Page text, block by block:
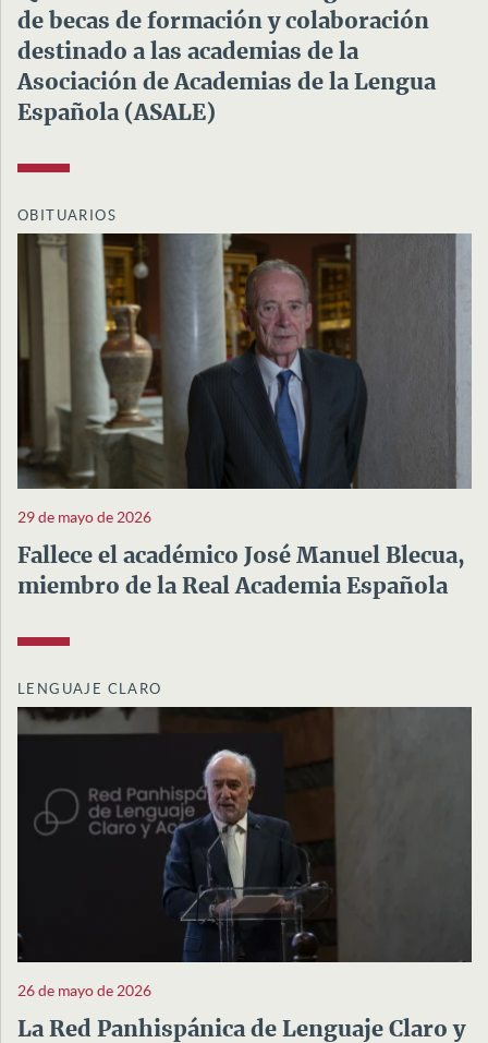
de becas de formación y colaboración
destinado a las academias de la
Asociación de Academias de la Lengua
Española (ASALE)
OBITUARIOS
29 de mayo de 2026
Fallece el académico José Manuel Blecua,
miembro de la Real Academia Española
LENGUAJE CLARO
26 de mayo de 2026
La Red Panhispánica de Lenguaje Claro y